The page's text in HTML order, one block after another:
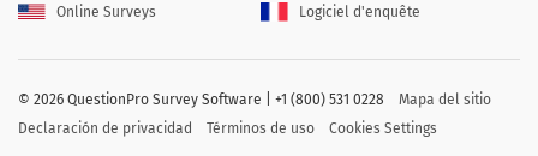
Online Surveys
Logiciel d'enquête
© 2026 QuestionPro Survey Software | +1 (800) 531 0228
Mapa del sitio
Declaración de privacidad
Términos de uso Cookies Settings